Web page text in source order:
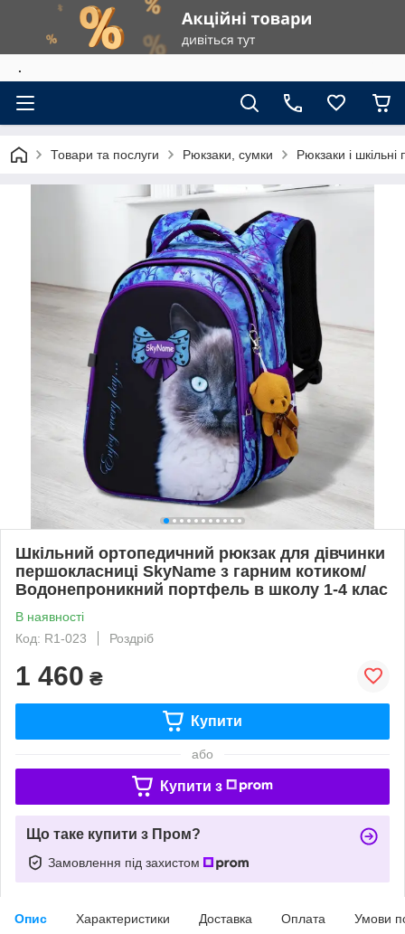
.
Товари та послуги Рюкзаки, сумки Рюкзаки і шкільні
Шкільний ортопедичний рюкзак для дівчинки
першокласниці SkyName з гарним котиком/
Водонепроникний портфель в школу 1-4 клас
В наявності
Код: R1-023
Роздріб
1 460 ₴
Купити
або
Купити з
Що таке купити з Пром?
Замовлення під захистом
Опис Характеристики Доставка Оплата Умови